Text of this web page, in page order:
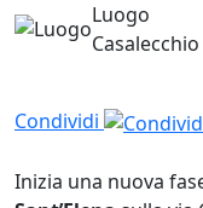
Luogo
Condividi
Inizia una nuova